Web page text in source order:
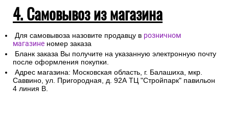
4. Самовывоз из магазина
Для самовывоза назовите продавцу в розничном
магазине номер заказа
Бланк заказа Вы получите на указанную электронную почту
после оформления покупки.
Адрес магазина: Московская область, г. Балашиха, мкр.
Саввино, ул. Пригородная, д. 92А ТЦ "Стройпарк" павильон
4 линия В.